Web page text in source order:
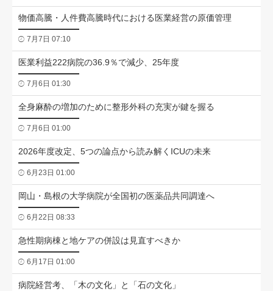
物価高騰・人件費高騰時代における医業経営の原価管理
7月7日 07:10
医業利益222病院の36.9％で減少、25年度
7月6日 01:30
全身麻酔の増加のために整形外科の充実が鍵を握る
7月6日 01:00
2026年度改定、5つの論点から読み解くICUの未来
6月23日 01:00
岡山・島根の大学病院が全国初の医薬品共同調達へ
6月22日 08:33
急性期病棟と地ケアの併設は見直すべきか
6月17日 01:00
病院経営考、「木の文化」と「石の文化」